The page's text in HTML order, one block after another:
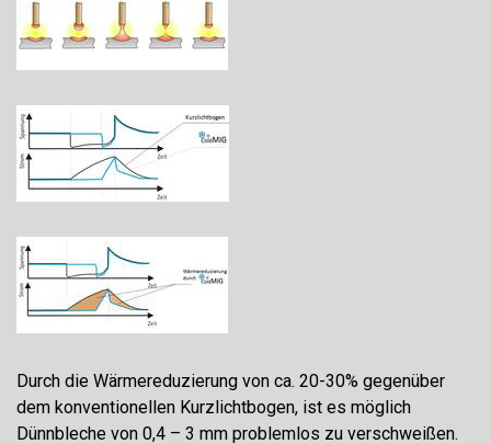
Durch die Wärmereduzierung von ca. 20-30% gegenüber
dem konventionellen Kurzlichtbogen, ist es möglich
Dünnbleche von 0,4 – 3 mm problemlos zu verschweißen.